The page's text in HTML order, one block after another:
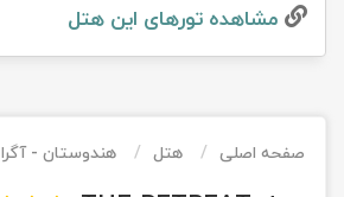
مشاهده تور‌های این هتل
صفحه اصلی هتل هندوستان - آگرا تور کویر کاراکال
تور کیش از ساری
اقساطی
تور کیش از بندرعباس
اقساطی
تور قزاقستان اقساطی